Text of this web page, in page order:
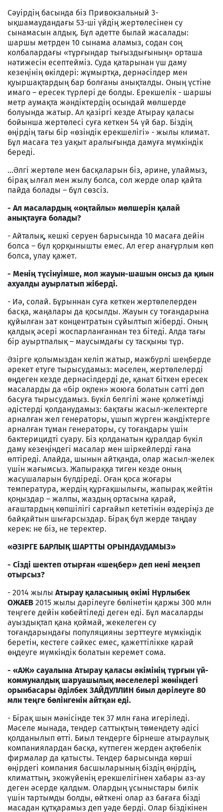
Сәуірдің басында біз Привокзальный 3-
ықшамаудандағы 53-ші үйдің жертөлесінен су
сынамасын алдық. Бұл әдетте былай жасалады:
шаршы метрден 10 сынама аламыз, содан соң
колбалардағы «тұрғындар тығыздығының» орташа
нәтижесін есептейміз. Суда қатарынан үш даму
кезеңінің өкілдері: жұмыртқа, дернәсілдер мен
қуыршақтардың бар болғаны анықталды. Оның үстіне
имаго – ересек түрлері де болды. Ерекшелік - шаршы
метр аумақта жәндіктердің осындай мөлшерде
болуында жатыр. Ал қазіргі кезде Атырау қаласы
бойынша жертөлесі суға кеткен 54 үй бар. Біздің
өңірдің тағы бір «өзіндік ерекшелігі» - жылы климат.
Бұл масаға тез уақыт аралығында дамуға мүмкіндік
береді.
…Әлгі жертөле мен басқаларын біз, әрине, улаймыз,
бірақ ылғал мен жылу болса, сол жерде олар қайта
пайда болады – бұл сөзсіз.
- Ал масалардың «оңтайлы» мөлшерін қалай
анықтауға болады?
- Айталық, кешкі серуен барысында 10 масаға дейін
болса – бұл қорқынышты емес. Ал егер анағұрлым көп
болса, улау қажет.
- Менің түсінуімше, мол жауын-шашын онсыз да қиын
ахуалды ауырлатып жіберді.
- Иә, солай. Бұрыннан суға кеткен жертөлелерден
басқа, жаңалары да қосылды. Жауын су тоғандарына
құйылған зат концентратын сұйылтып жіберді. Оның
қалдық әсері жоспарланғаннан тез бітеді. Алда тағы
бір ауыртпалық – маусымдағы су тасқыны тұр.
Әзірге қолымыздан келіп жатыр, мәжбүрлі шеңберде
әрекет етуге тырысудамыз: мәселен, жертөлелерді
өңдеген кезде дернәсілдерді де, қанат біткен ересек
масаларды да «бір оқпен» жоюға болатын сәтті дөп
басуға тырысудамыз. Бүкіл белгілі және қолжетімді
әдістерді қолданудамыз: бақтағы жасыл-желектерге
арналған жел генераторы, ұшып жүрген жәндіктерге
арналған тұман генераторы, су тоғандары үшін
бактерицидті суару. Біз қолданатын құралдар бүкіл
даму кезеңіндегі масалар мен шіркейлерді ғана
өлтіреді. Алайда, шынын айтқанда, олар жасыл-желек
үшін жағымсыз. Жапыраққа тиген кезде оның
жасушаларын бүлдіреді. Оған қоса жоғары
температура, жердің құрғақшылығы, жапырақ жейтін
қоңыздар – жалпы, жаздың ортасына қарай,
ағаштардың көпшілігі сарғайып кететінін өздеріңіз де
байқайтын шығарсыздар. Бірақ бұл жерде таңдау
керек: не біз, не теректер.
«ӘЗІРГЕ БАРЛЫҚ ШАРТТЫ ОРЫНДАУДАМЫЗ»
- Сізді шектеп отырған «шеңбер» деп нені меңзеп
отырсыз?
- 2014 жылы Атырау қаласының әкімі Нұрлыбек
ОЖАЕВ 2015 жылы дәрілеуге бөлінетін қаржы 300 млн
теңгеге дейін көбейтіледі деген еді. Бұл масаларды
ауыздықтап қана қоймай, жекелеген су
тоғандарындағы популяцияны зерттеуге мүмкіндік
беретін, кестеге сәйкес емес, қажеттілікке қарай
өңдеуге мүмкіндік болатын керемет сома.
- «АЖ» сауалына Атырау қаласы әкімінің тұрғын үй-
коммуналдық шаруашылық мәселелері жөніндегі
орынбасары Әділбек ЗАЙДУЛЛИН биыл дәрілеуге 80
млн теңге бөлінгенін айтқан еді.
- Бірақ шын мәнісінде тек 37 млн ғана игеріледі.
Мәселе мынада, тендер саттықтың төмендету әдісі
қолданылып өтті. Биыл тендерге бірнеше атыраулық
компаниялардан басқа, күтпеген жерден ақтөбелік
фирмалар да қатысты. Тендер барысында көрші
өңірдегі компания басшыларының біздің өңірдің,
климаттың, экожүйенің ерекшелігінен хабары аз-ау
деген әсерде қалдым. Олардың ұсыныстары билік
үшін тартымды болды, өйткені олар аз бағаға бізді
масадан құтқарамыз деп уәде берді. Олар біздікінен